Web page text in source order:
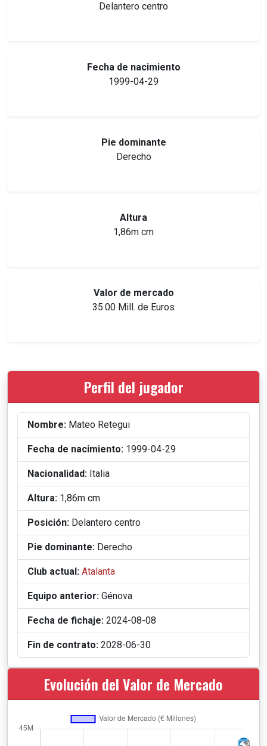
Delantero centro
Fecha de nacimiento
1999-04-29
Pie dominante
Derecho
Altura
1,86m cm
Valor de mercado
35.00 Mill. de Euros
Perfil del jugador
Nombre: Mateo Retegui
Fecha de nacimiento: 1999-04-29
Nacionalidad: Italia
Altura: 1,86m cm
Posición: Delantero centro
Pie dominante: Derecho
Club actual: Atalanta
Equipo anterior: Génova
Fecha de fichaje: 2024-08-08
Fin de contrato: 2028-06-30
Evolución del Valor de Mercado